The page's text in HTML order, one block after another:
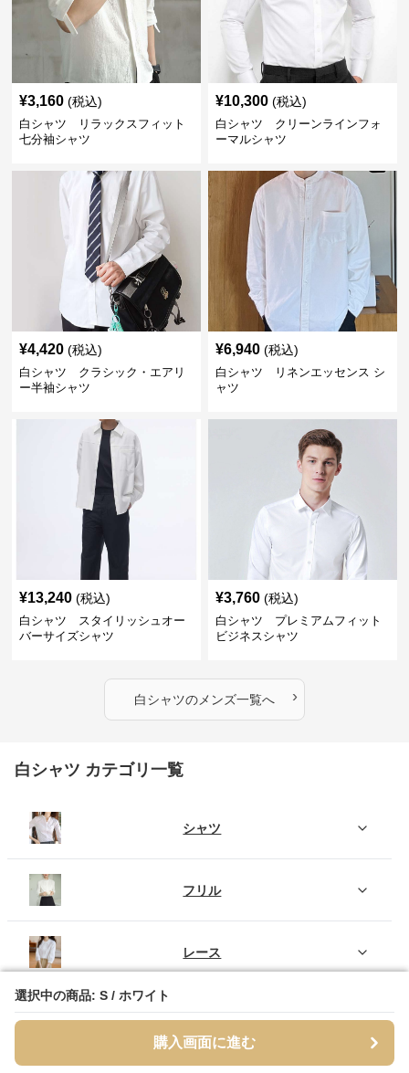
選択中の商品: S / ホワイト
購入画面に進む
選択中の商品: S / ホワイト
購入画面に進む
¥3,160 (税込)
白シャツ リラックスフィット
七分袖シャツ
¥10,300 (税込)
白シャツ クリーンラインフォ
ーマルシャツ
¥4,420 (税込)
白シャツ クラシック・エアリ
ー半袖シャツ
¥6,940 (税込)
白シャツ リネンエッセンス シ
ャツ
¥13,240 (税込)
白シャツ スタイリッシュオー
バーサイズシャツ
¥3,760 (税込)
白シャツ プレミアムフィット
ビジネスシャツ
白シャツのメンズ一覧へ ›
白シャツ カテゴリ一覧
シャツ
フリル
レース
リボン